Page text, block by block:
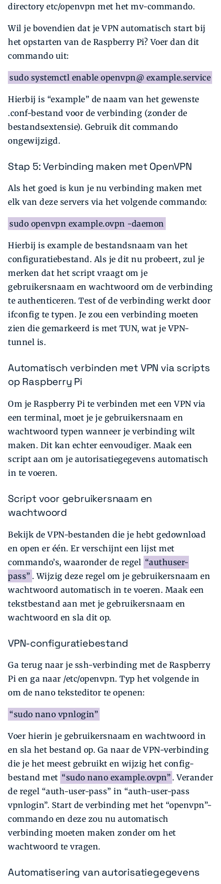
directory etc/openvpn met het mv-commando.
Wil je bovendien dat je VPN automatisch start bij
het opstarten van de Raspberry Pi? Voer dan dit
commando uit:
sudo systemctl enable openvpn@ example.service
Hierbij is “example” de naam van het gewenste
.conf-bestand voor de verbinding (zonder de
bestandsextensie). Gebruik dit commando
ongewijzigd.
Stap 5: Verbinding maken met OpenVPN
Als het goed is kun je nu verbinding maken met
elk van deze servers via het volgende commando:
sudo openvpn example.ovpn -daemon
Hierbij is example de bestandsnaam van het
configuratiebestand. Als je dit nu probeert, zul je
merken dat het script vraagt om je
gebruikersnaam en wachtwoord om de verbinding
te authenticeren. Test of de verbinding werkt door
ifconfig te typen. Je zou een verbinding moeten
zien die gemarkeerd is met TUN, wat je VPN-
tunnel is.
Automatisch verbinden met VPN via scripts
op Raspberry Pi
Om je Raspberry Pi te verbinden met een VPN via
een terminal, moet je je gebruikersnaam en
wachtwoord typen wanneer je verbinding wilt
maken. Dit kan echter eenvoudiger. Maak een
script aan om je autorisatiegegevens automatisch
in te voeren.
Script voor gebruikersnaam en
wachtwoord
Bekijk de VPN-bestanden die je hebt gedownload
en open er één. Er verschijnt een lijst met
commando’s, waaronder de regel “authuser-
pass” . Wijzig deze regel om je gebruikersnaam en
wachtwoord automatisch in te voeren. Maak een
tekstbestand aan met je gebruikersnaam en
wachtwoord en sla dit op.
VPN-configuratiebestand
Ga terug naar je ssh-verbinding met de Raspberry
Pi en ga naar /etc/openvpn. Typ het volgende in
om de nano teksteditor te openen:
“sudo nano vpnlogin”
Voer hierin je gebruikersnaam en wachtwoord in
en sla het bestand op. Ga naar de VPN-verbinding
die je het meest gebruikt en wijzig het config-
bestand met “sudo nano example.ovpn” . Verander
de regel “auth-user-pass” in “auth-user-pass
vpnlogin”. Start de verbinding met het “openvpn”-
commando en deze zou nu automatisch
verbinding moeten maken zonder om het
wachtwoord te vragen.
Automatisering van autorisatiegegevens